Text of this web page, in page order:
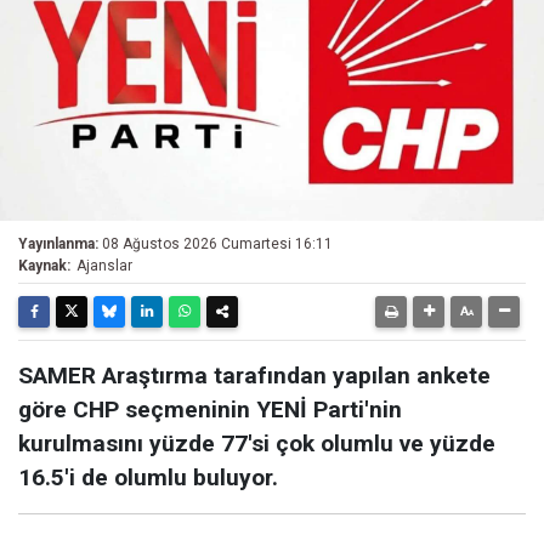
Yayınlanma: 08 Ağustos 2026 Cumartesi 16:11
Kaynak: Ajanslar
SAMER Araştırma tarafından yapılan ankete
göre CHP seçmeninin YENİ Parti'nin
kurulmasını yüzde 77'si çok olumlu ve yüzde
16.5'i de olumlu buluyor.